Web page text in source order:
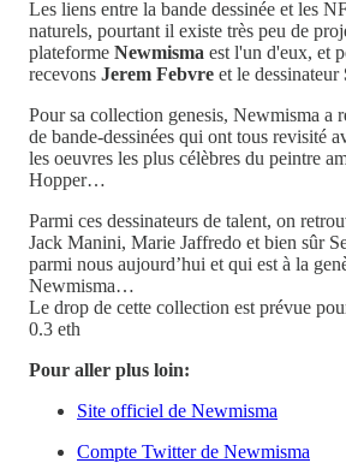
Les liens entre la bande dessinée et les
naturels, pourtant il existe très peu de
plateforme Newmisma est l'un d'eux, et
recevons Jerem Febvre et le dessinateur
Pour sa collection genesis, Newmisma a
de bande-dessinées qui ont tous revisité
les oeuvres les plus célèbres du peintre
Hopper…
Parmi ces dessinateurs de talent, on
Jack Manini, Marie Jaffredo et bien sûr
parmi nous aujourd’hui et qui est à la
Newmisma…
Le drop de cette collection est prévue
0.3 eth
Pour aller plus loin:
Site officiel de Newmisma
Compte Twitter de Newmisma